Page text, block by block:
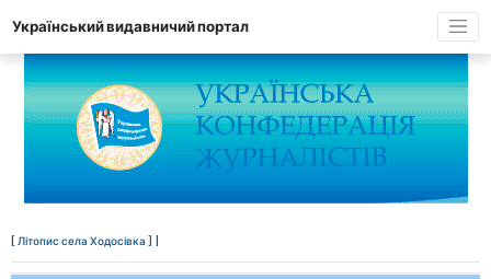
Український видавничий портал
[ Літопис села Ходосівка ] |